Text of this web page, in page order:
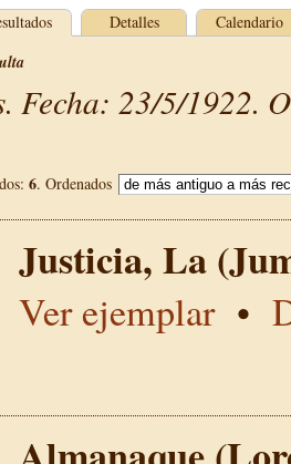
Detalles Calendario
Fecha: 23/5/1922.
6. Ordenados
Justicia, La
Ver ejemplar•